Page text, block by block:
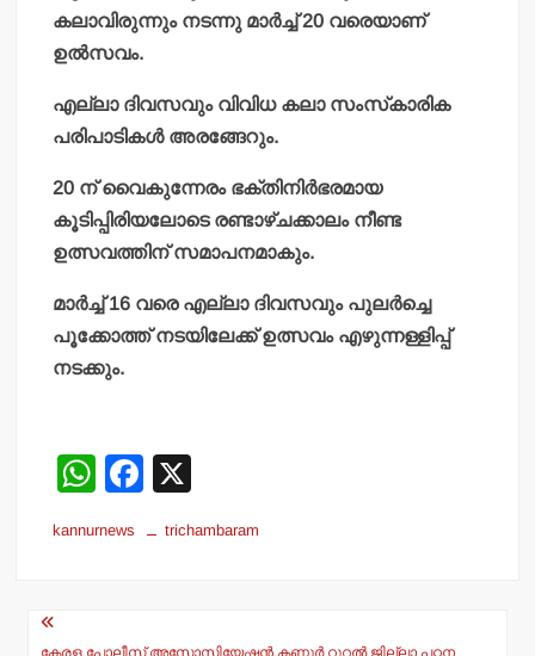
കലാവിരുന്നും നടന്നു മാര്‍ച്ച് 20 വരെയാണ്
ഉല്‍സവം.
എല്ലാ ദിവസവും വിവിധ കലാ സംസ്‌കാരിക
പരിപാടികള്‍ അരങ്ങേറും.
20 ന് വൈകുന്നേരം ഭക്തിനിര്‍ഭരമായ
കൂടിപ്പിരിയലോടെ രണ്ടാഴ്ചക്കാലം നീണ്ട
ഉത്സവത്തിന് സമാപനമാകും.
മാര്‍ച്ച് 16 വരെ എല്ലാ ദിവസവും പുലര്‍ച്ചെ
പൂക്കോത്ത് നടയിലേക്ക് ഉത്സവം എഴുന്നള്ളിപ്പ്
നടക്കും.
W
at
F
c
kannurnews trichambaram
Post
കേരള പോലീസ് അസോസിയേഷന്‍ കണ്ണൂര്‍ റൂറല്‍ ജില്ലാ പഠന